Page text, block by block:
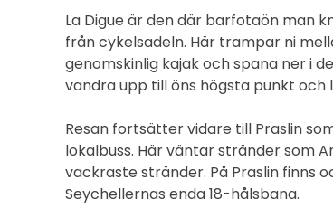
La Digue är den där barfotaön man
från cykelsadeln. Här trampar ni
genomskinlig kajak och spana ner i
vandra upp till öns högsta punkt och
Resan fortsätter vidare till Praslin
lokalbuss. Här väntar stränder som
vackraste stränder. På Praslin finns
Seychellernas enda 18-hålsbana.